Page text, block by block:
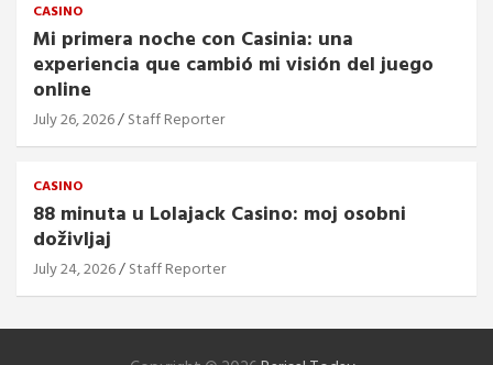
CASINO
Mi primera noche con Casinia: una
experiencia que cambió mi visión del juego
online
July 26, 2026 Staff Reporter
CASINO
88 minuta u Lolajack Casino: moj osobni
doživljaj
July 24, 2026 Staff Reporter